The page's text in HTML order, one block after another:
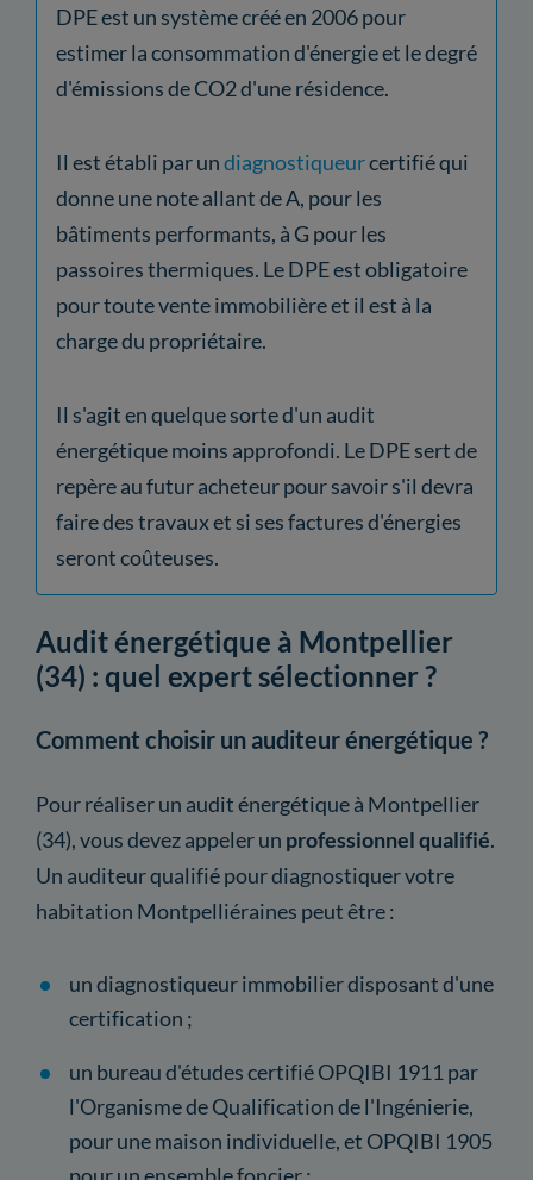
DPE est un système créé en 2006 pour
estimer la consommation d'énergie et le degré
d'émissions de CO2 d'une résidence.
Il est établi par undiagnostiqueurcertifié qui
donne une note allant de A, pour les
bâtiments performants, à G pour les
passoires thermiques. Le DPE est obligatoire
pour toute vente immobilière et il est à la
charge du propriétaire.
Il s'agit en quelque sorte d'un audit
énergétique moins approfondi. Le DPE sert de
repère au futur acheteur pour savoir s'il devra
faire des travaux et si ses factures d'énergies
seront coûteuses.
Audit énergétique à Montpellier
(34) : quel expert sélectionner ?
Comment choisir un auditeur énergétique ?
Pour réaliser un audit énergétique à Montpellier
(34), vous devez appeler un professionnel qualifié.
Un auditeur qualifié pour diagnostiquer votre
habitation Montpelliéraines peut être :
un diagnostiqueur immobilier disposant d'une
certification ;
un bureau d'études certifié OPQIBI 1911 par
l'Organisme de Qualification de l'Ingénierie,
pour une maison individuelle, et OPQIBI 1905